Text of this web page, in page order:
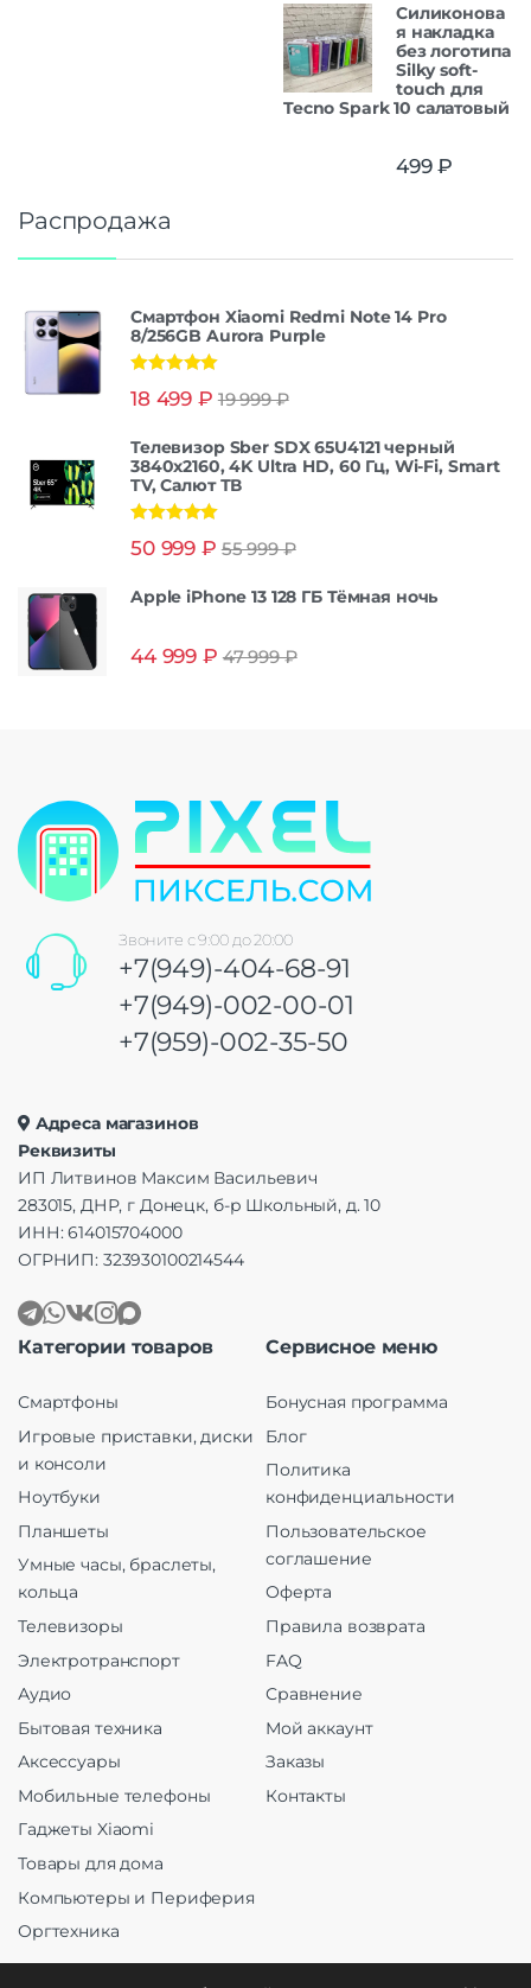
Силиконова
я накладка
без логотипа
Silky soft-
touch для
Tecno Spark 10 салатовый
499₽
Распродажа
Смартфон Xiaomi Redmi Note 14 Pro
8/256GB Aurora Purple
из 5
18 499 ₽ 19 999₽
Телевизор Sber SDX 65U4121 черный
3840x2160, 4K Ultra HD, 60 Гц, Wi-Fi, Smart
TV, Салют ТВ
из 5
50 999 ₽ 55 999₽
Apple iPhone 13 128 ГБ Тёмная ночь
44 999 ₽ 47 999₽
Звоните с 9:00 до 20:00
+7(949)-404-68-91
+7(949)-002-00-01
+7(959)-002-35-50
Адреса магазинов
Реквизиты
ИП Литвинов Максим Васильевич
283015, ДНР, г Донецк, б-р Школьный, д. 10
ИНН: 614015704000
ОГРНИП: 323930100214544
Категории товаров
Смартфоны
Игровые приставки, диски
и консоли
Ноутбуки
Планшеты
Умные часы, браслеты,
кольца
Телевизоры
Электротранспорт
Аудио
Бытовая техника
Аксессуары
Мобильные телефоны
Гаджеты Xiaomi
Товары для дома
Компьютеры и Периферия
Оргтехника
Сервисное меню
Бонусная программа
Блог
Политика
конфиденциальности
Пользовательское
соглашение
Оферта
Правила возврата
FAQ
Сравнение
Мой аккаунт
Заказы
Контакты